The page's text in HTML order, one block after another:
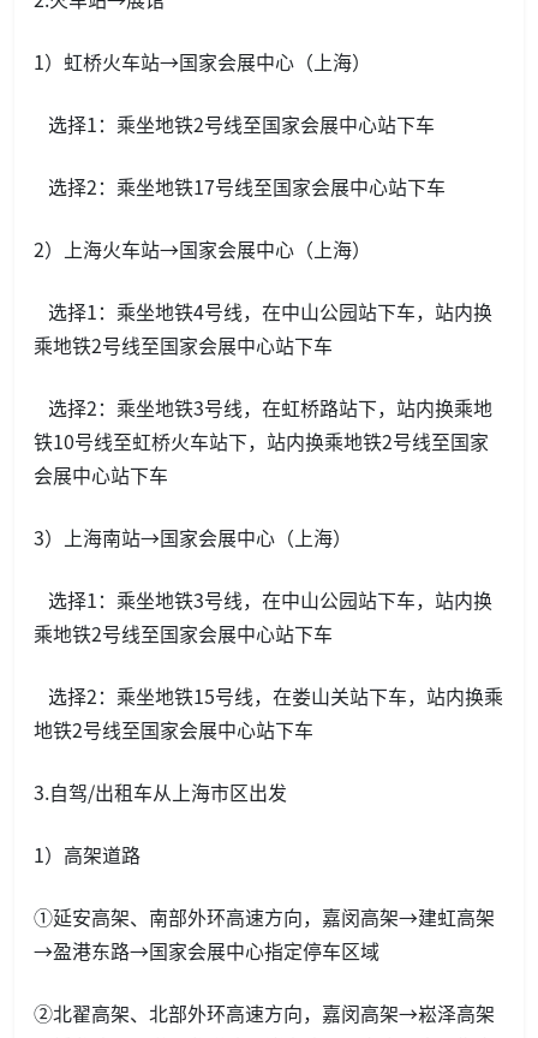
1）虹桥火车站→国家会展中心（上海）
选择1：乘坐地铁2号线至国家会展中心站下车
选择2：乘坐地铁17号线至国家会展中心站下车
2）上海火车站→国家会展中心（上海）
选择1：乘坐地铁4号线，在中山公园站下车，站内换
乘地铁2号线至国家会展中心站下车
选择2：乘坐地铁3号线，在虹桥路站下，站内换乘地
铁10号线至虹桥火车站下，站内换乘地铁2号线至国家
会展中心站下车
3）上海南站→国家会展中心（上海）
选择1：乘坐地铁3号线，在中山公园站下车，站内换
乘地铁2号线至国家会展中心站下车
选择2：乘坐地铁15号线，在娄山关站下车，站内换乘
地铁2号线至国家会展中心站下车
3.自驾/出租车从上海市区出发
1）高架道路
①延安高架、南部外环高速方向，嘉闵高架→建虹高架
→盈港东路→国家会展中心指定停车区域
②北翟高架、北部外环高速方向，嘉闵高架→崧泽高架